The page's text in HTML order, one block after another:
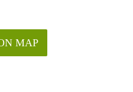
MAP